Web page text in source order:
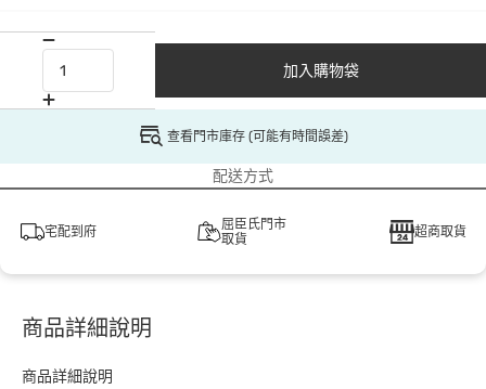
加入購物袋
查看門市庫存 (可能有時間誤差)
配送方式
宅配到府
屈臣氏門市
取貨
超商取貨
商品詳細說明
商品詳細說明